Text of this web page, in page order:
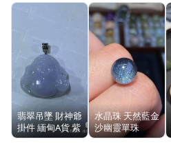
女包精品與女鞋
運動、戶外與休閒
翡翠吊墜 財神爺
掛件 緬甸A貨 紫
羅蘭 18K扣頭
水晶珠 天然藍金
沙幽靈單珠
11.3mm 藍灰通